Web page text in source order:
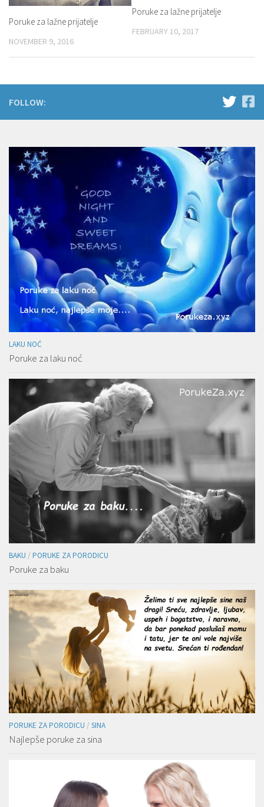
Poruke za lažne prijatelje
NOVEMBER 9, 2016
Poruke za lažne prijatelje
FEBRUARY 10, 2017
FOLLOW:
LAKU NOĆ
Poruke za laku noć
BAKU / PORUKE ZA PORODICU
Poruke za baku
PORUKE ZA PORODICU / SINA
Najlepše poruke za sina